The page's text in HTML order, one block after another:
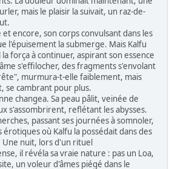
mais le plaisir la suivait, un raz-de-
encore, son corps convulsant dans les
l'épuisement la submerge. Mais Kalfu
força à continuer, aspirant son essence
s'effilocher, des fragments s'envolant
murmura-t-elle faiblement, mais
se cambrant pour plus.
changea. Sa peau pâlit, veinée de
s'assombrirent, reflétant les abysses.
passant ses journées à somnoler,
où Kalfu la possédait dans des
nuit, lors d'un rituel
il révéla sa vraie nature : pas un Loa,
un voleur d'âmes piégé dans le